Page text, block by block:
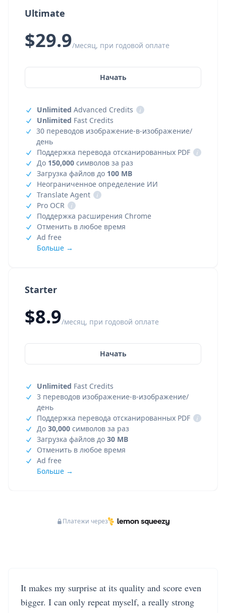
Starter
$8.9/месяц, при годовой оплате
Начать
Unlimited Fast Credits
3 переводов изображение-в-изображение/
день
Поддержка перевода отсканированных PDF
i
До 30,000 символов за раз
Загрузка файлов до 30 MB
Отменить в любое время
Ad free
Больше →
Ultimate
$29.9/месяц, при годовой оплате
Начать
Unlimited Advanced Credits
i
Unlimited Fast Credits
30 переводов изображение-в-изображение/
день
Поддержка перевода отсканированных PDF
i
До 150,000 символов за раз
Загрузка файлов до 100 MB
Неограниченное определение ИИ
Translate Agent
i
Pro OCR
i
Поддержка расширения Chrome
Отменить в любое время
Ad free
Больше →
Платежи через
It makes my surprise at its quality and score even
bigger. I can only repeat myself, a really strong